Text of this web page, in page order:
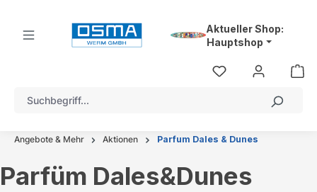
Aktueller Shop:
Hauptshop
Angebote & Mehr Aktionen Parfum Dales & Dunes
Parfüm Dales&Dunes